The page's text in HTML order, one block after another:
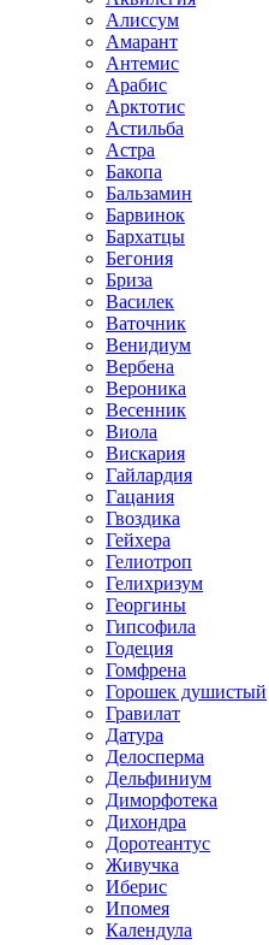
Алиссум
Амарант
Антемис
Арабис
Арктотис
Астильба
Астра
Бакопа
Бальзамин
Барвинок
Бархатцы
Бегония
Бриза
Василек
Ваточник
Венидиум
Вербена
Вероника
Весенник
Виола
Вискария
Гайлардия
Гацания
Гвоздика
Гейхера
Гелиотроп
Гелихризум
Георгины
Гипсофила
Годеция
Гомфрена
Горошек душистый
Гравилат
Датура
Делосперма
Дельфиниум
Диморфотека
Дихондра
Доротеантус
Живучка
Иберис
Ипомея
Календула